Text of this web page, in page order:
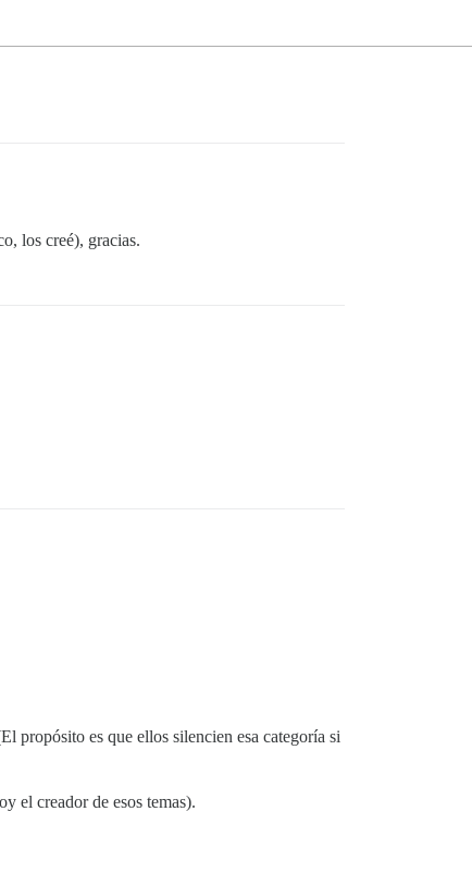
los creé), gracias.
propósito es que ellos silencien esa categoría si
el creador de esos temas).